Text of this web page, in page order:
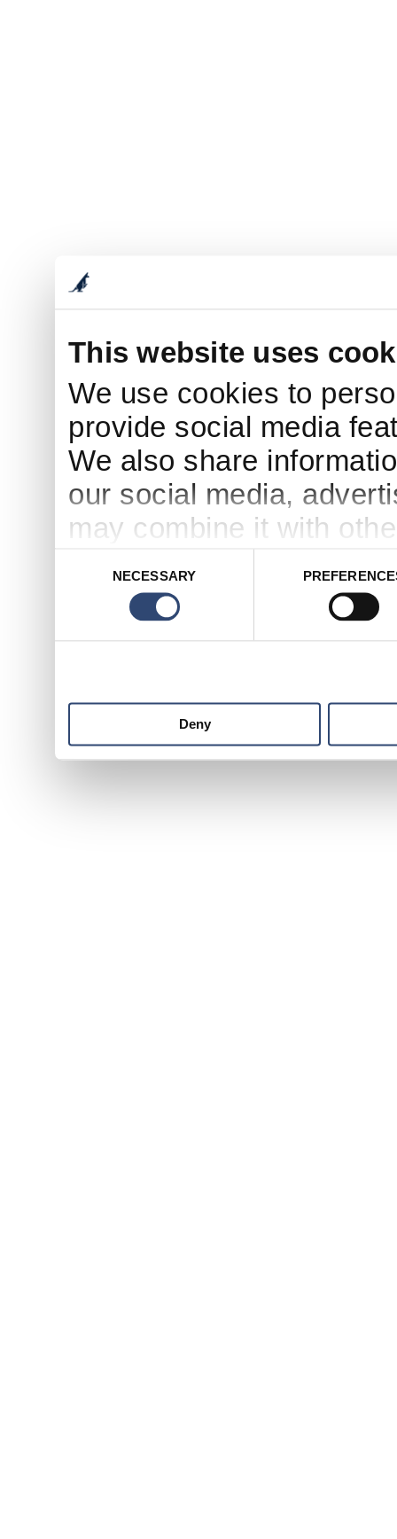
This website uses
We use cookies to
provide social media
We also share
our social media,
may combine it with
services.
NECESSARY
Deny